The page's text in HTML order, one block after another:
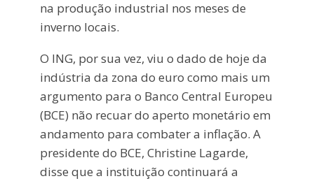
na produção industrial nos meses de
inverno locais.
O ING, por sua vez, viu o dado de hoje da
indústria da zona do euro como mais um
argumento para o Banco Central Europeu
(BCE) não recuar do aperto monetário em
andamento para combater a inflação. A
presidente do BCE, Christine Lagarde,
disse que a instituição continuará a